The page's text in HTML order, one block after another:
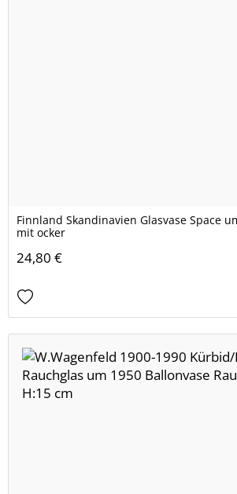
Finnland Skandinavien Glasvase Space
mit ocker
24,80 €